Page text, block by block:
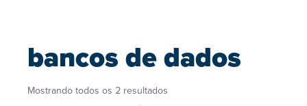
bancos de dados
Mostrando todos os 2 resultados